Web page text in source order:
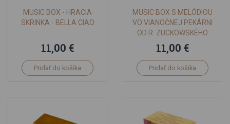
MUSIC BOX - HRACIA
SKRINKA - BELLA CIAO
11,00 €
Pridať do košíka
MUSIC BOX S MELÓDIOU
VO VIANOČNEJ PEKÁRNI
OD R. ZUCKOWSKÉHO
11,00 €
Pridať do košíka